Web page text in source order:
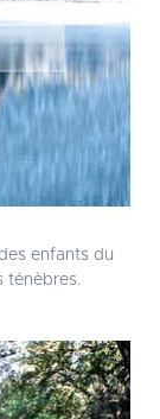
enfants du
ténèbres.